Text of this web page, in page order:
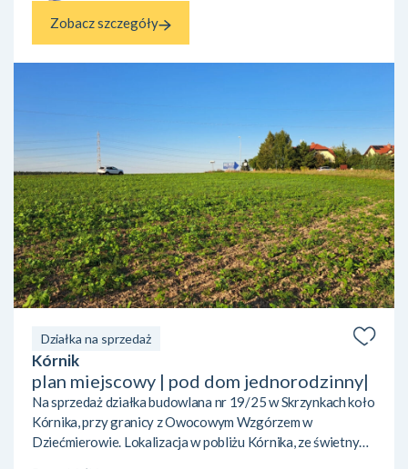
Zobacz szczegóły
Działka na sprzedaż
Kórnik
plan miejscowy | pod dom jednorodzinny|
Na sprzedaż działka budowlana nr 19/25 w Skrzynkach koło
Kórnika, przy granicy z Owocowym Wzgórzem w
Dziećmierowie. Lokalizacja w pobliżu Kórnika, ze świetnym